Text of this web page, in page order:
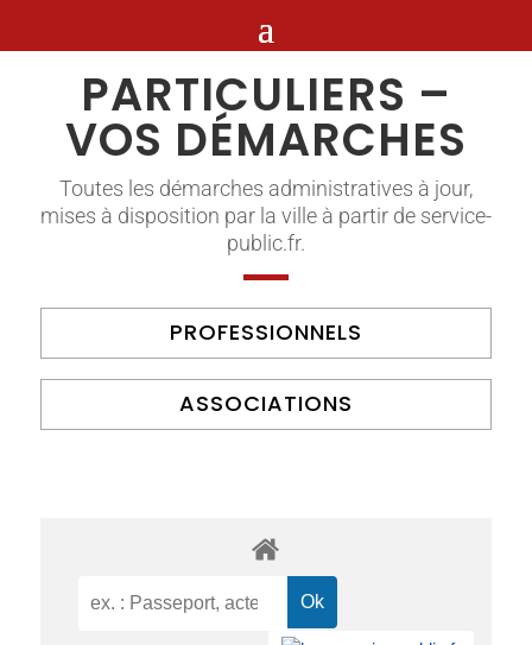
PARTICULIERS –
VOS DÉMARCHES
Toutes les démarches administratives à jour,
mises à disposition par la ville à partir de service-
public.fr.
PROFESSIONNELS
ASSOCIATIONS